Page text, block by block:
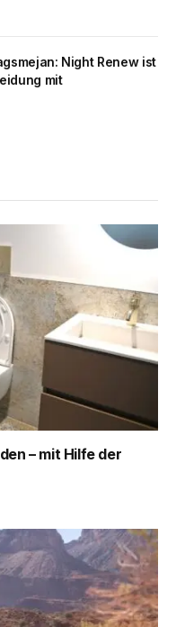
Night Renew ist
mit
– mit Hilfe der